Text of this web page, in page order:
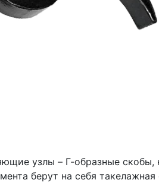
узлы – Г-образные
берут на себя